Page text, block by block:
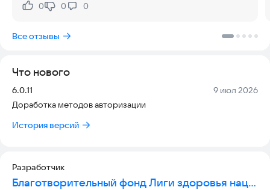
Нравится:
0Не нравится:
0 0
Все отзывы
Что нового
Версия:
6.0.11 Дата:
9 июл 2026
Доработка методов авторизации
История версий
Разработчик
Благотворительный фонд Лиги здоровья нации